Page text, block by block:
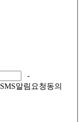
-
SMS알림요청동의